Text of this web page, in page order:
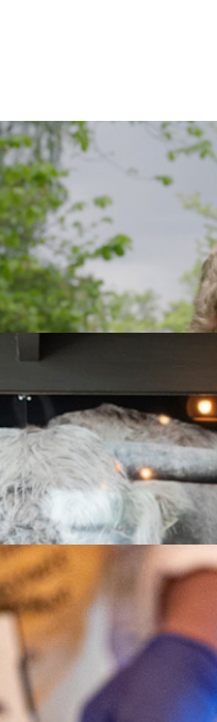
knytt sammen til
du er et menneske
stirre en fremmed